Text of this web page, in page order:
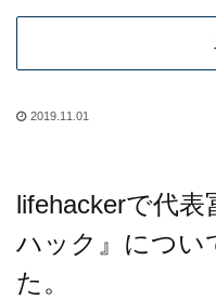
2019.11.01
lifehackerで代表
ハック』につい
た。